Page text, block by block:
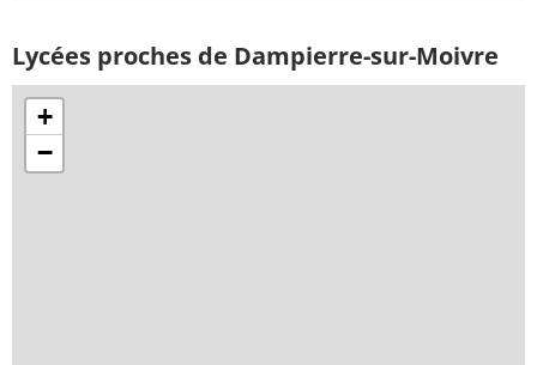
Lycées proches de Dampierre-sur-Moivre
+
−